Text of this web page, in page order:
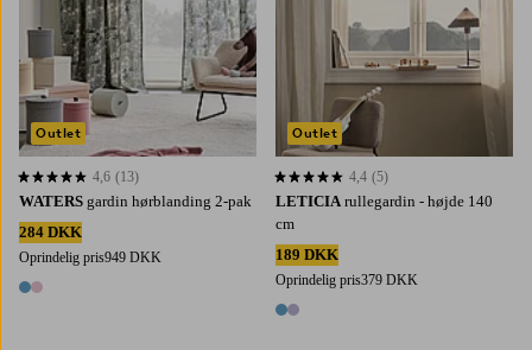
WATERS gardin hørblanding 2-pak
284 DKK
Oprindelig pris949 DKK
2 farver
4,6 baseret på 13 bedømmelser
4,6 (13)
Outlet
LETICIA rullegardin - højde 140
cm
189 DKK
Oprindelig pris379 DKK
2 farver
4,4 baseret på 5 bedømmelser
4,4 (5)
Outlet